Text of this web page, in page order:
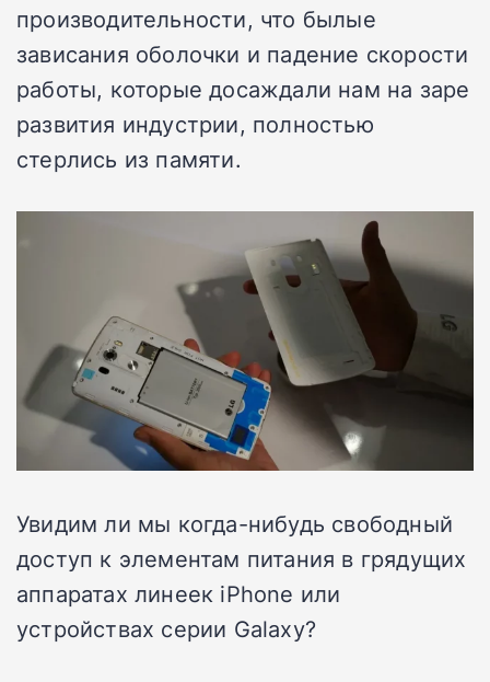
производительности, что былые
зависания оболочки и падение скорости
работы, которые досаждали нам на заре
развития индустрии, полностью
стерлись из памяти.
Увидим ли мы когда-нибудь свободный
доступ к элементам питания в грядущих
аппаратах линеек iPhone или
устройствах серии Galaxy?